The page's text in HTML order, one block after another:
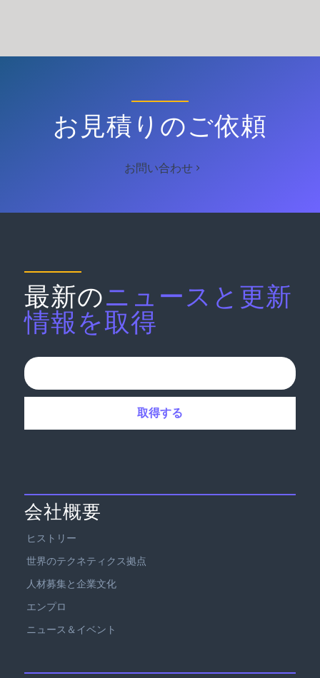
お見積りのご依頼
お問い合わせ
最新のニュースと更新
情報を取得
会社概要
ヒストリー
世界のテクネティクス拠点
人材募集と企業文化
エンプロ
ニュース＆イベント